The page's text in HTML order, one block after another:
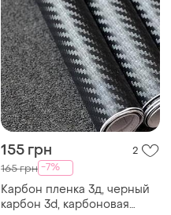
155 грн 2
165 грн -7%
Карбон пленка 3д, черный
карбон 3d, карбоновая